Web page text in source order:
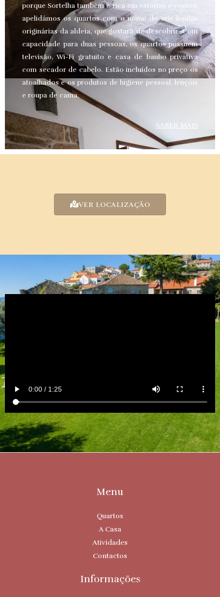
porque Sortelha também é rica em estórias e contos,
apelidámos os quartos com o nome de seis lendas
originárias da aldeia, que gostará de descobrir. Com
capacidade para duas pessoas, os quartos possuem
televisão, Wi-Fi gratuito e casa de banho privativa
com secador de cabelo. Estão incluídos no preço os
atoalhados e os produtos de higiene pessoal, lençóis
e roupa de cama.
SABER MAIS
VER LOCALIZAÇÃO
Menu
Quartos
A Casa
Atividades
Contactos
Informações